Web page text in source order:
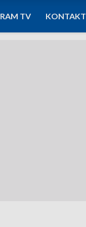
TV KONTAKT